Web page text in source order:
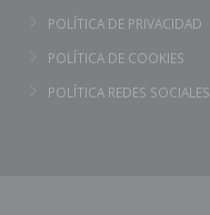
POLÍTICA DE PRIVACIDAD
POLÍTICA DE COOKIES
POLÍTICA REDES SOCIALES